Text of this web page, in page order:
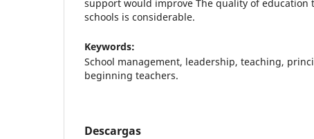
support would improve The quality of education
schools is considerable.
Keywords:
School management, leadership, teaching,
beginning teachers.
Descargas